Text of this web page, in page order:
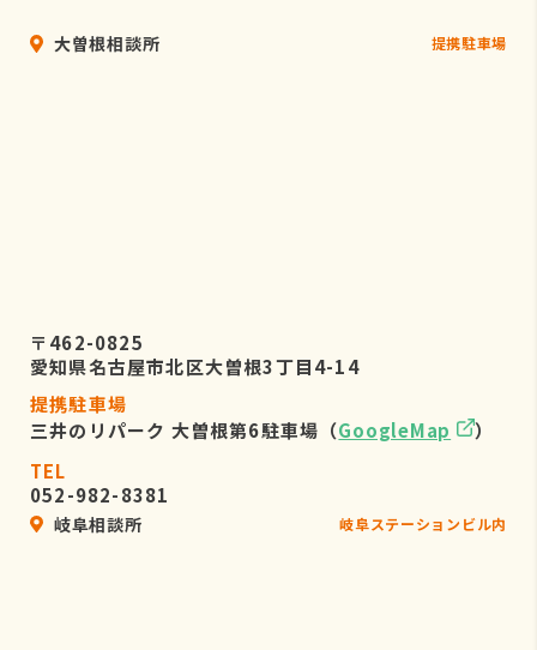
大曽根相談所 提携駐車場
〒462-0825
愛知県名古屋市北区大曽根3丁目4-14
提携駐車場
三井のリパーク 大曽根第6駐車場（GoogleMap
）
TEL
052-982-8381
岐阜相談所 岐阜ステーションビル内